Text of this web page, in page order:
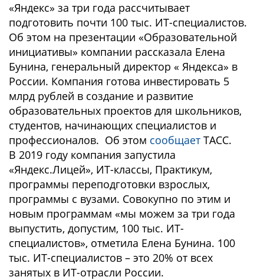
«Яндекс» за три года рассчитывает
подготовить почти 100 тыс. ИТ-специалистов.
Об этом на презентации «Образовательной
инициативы» компании рассказала Елена
Бунина, генеральный директор « Яндекса» в
России. Компания готова инвестировать 5
млрд рублей в создание и развитие
образовательных проектов для школьников,
студентов, начинающих специалистов и
профессионалов. Об этом сообщает ТАСС.
В 2019 году компания запустила
«Яндекс.Лицей», ИТ-классы, Практикум,
программы переподготовки взрослых,
программы с вузами. Совокупно по этим и
новым программам «мы можем за три года
выпустить, допустим, 100 тыс. ИТ-
специалистов», отметила Елена Бунина. 100
тыс. ИТ-специалистов – это 20% от всех
занятых в ИТ-отрасли России.